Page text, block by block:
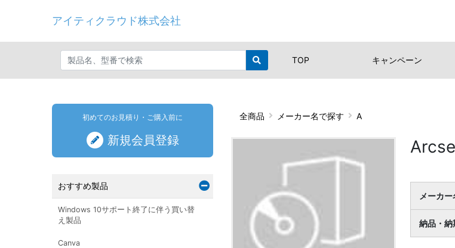
アイティクラウド株式会社
TOP キャンペーン
全商品 メーカー名で探す A
メーカー
納品・納
初めてのお見積り・ご購入前に
新規会員登録
おすすめ製品
Windows 10サポート終了に伴う買い替
え製品
Canva